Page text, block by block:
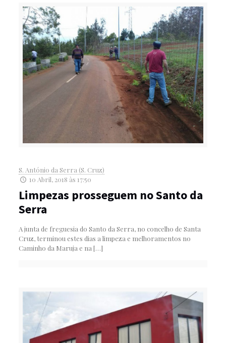
S. António da Serra (S. Cruz)
10 Abril, 2018 às 17:50
Limpezas prosseguem no Santo da
Serra
A junta de freguesia do Santo da Serra, no concelho de Santa
Cruz, terminou estes dias a limpeza e melhoramentos no
Caminho da Maruja e na […]